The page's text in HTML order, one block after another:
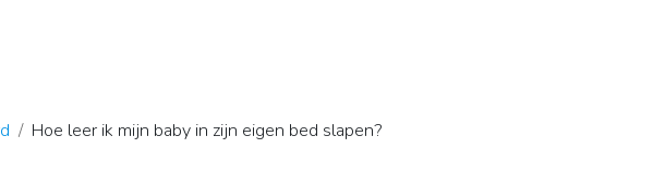
Hoe leer ik mijn baby in zijn eigen bed slapen?